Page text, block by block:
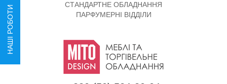
СТАНДАРТНЕ ОБЛАДНАННЯ
ПАРФУМЕРНІ ВІДДІЛИ
НАШІ РОБОТИ